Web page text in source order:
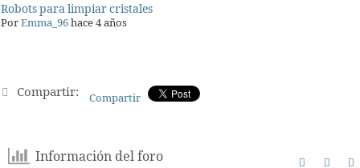
Robots para limpiar cristales
PorEmma_96hace 4 años
Compartir: Compartir
Información del foro